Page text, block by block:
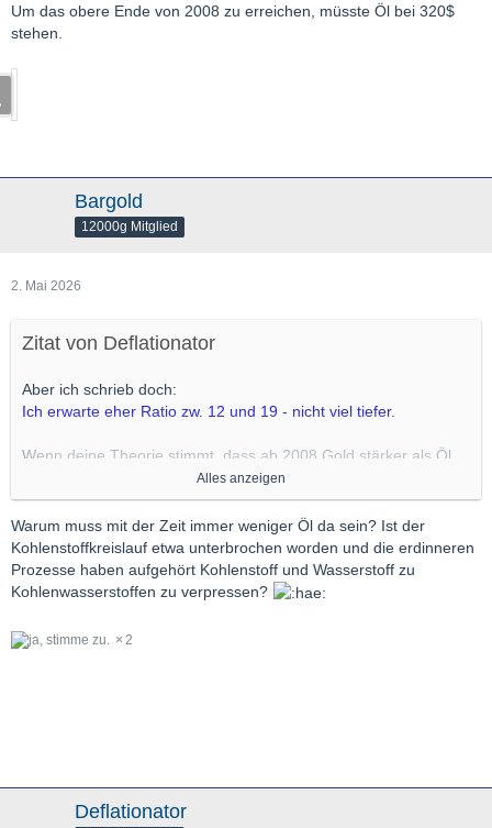
Um das obere Ende von 2008 zu erreichen, müsste Öl bei 320$
stehen.
Bargold
12000g Mitglied
2. Mai 2026
Zitat von Deflationator
Aber ich schrieb doch:
Ich erwarte eher Ratio zw. 12 und 19 - nicht viel tiefer.
Wenn deine Theorie stimmt, dass ab 2008 Gold stärker als Öl
steigt, dann würde es bedeuten, dass knapp werdendes Öl nicht
existieren wird.
Nüchtern betrachtet muß aber mit der Zeit immer weniger Öl da
sein - während Gold kaum verbraucht wird.
Alles anzeigen
Warum muss mit der Zeit immer weniger Öl da sein? Ist der
Kohlenstoffkreislauf etwa unterbrochen worden und die erdinneren
Prozesse haben aufgehört Kohlenstoff und Wasserstoff zu
Kohlenwasserstoffen zu verpressen?
2
Deflationator